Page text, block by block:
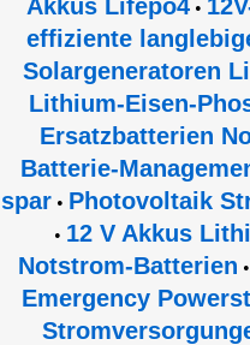
Akkus Lifepo4 •
effiziente
Solargeneratoren
Lithium-Eisen-
Ersatzbatterien
Batterie-
spar• Photovoltaik
• 12 V Akkus
Notstrom-Batterien
Emergency